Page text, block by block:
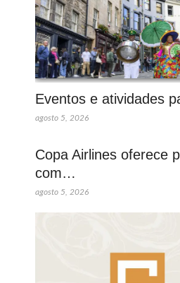
Eventos e atividades
agosto 5, 2026
Copa Airlines oferece
com…
agosto 5, 2026